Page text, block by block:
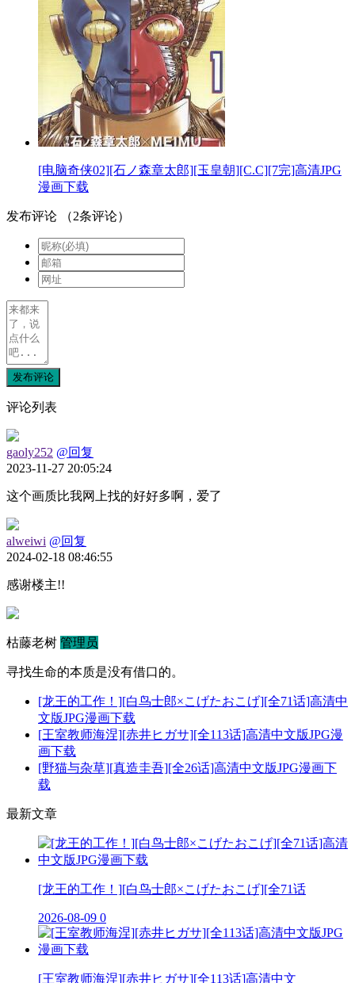
[电脑奇侠02][石ノ森章太郎][玉皇朝][C.C][7完]高清JPG
漫画下载
发布评论 （2条评论）
发布评论
评论列表
gaoly252 @回复
2023-11-27 20:05:24
这个画质比我网上找的好好多啊，爱了
alweiwi @回复
2024-02-18 08:46:55
感谢楼主!!
枯藤老树 管理员
寻找生命的本质是没有借口的。
[龙王的工作！][白鸟士郎×こげたおこげ][全71话]高清中
文版JPG漫画下载
[王室教师海涅][赤井ヒガサ][全113话]高清中文版JPG漫
画下载
[野猫与杂草][真造圭吾][全26话]高清中文版JPG漫画下
载
最新文章
[龙王的工作！][白鸟士郎×こげたおこげ][全71话
2026-08-09 0
[王室教师海涅][赤井ヒガサ][全113话]高清中文